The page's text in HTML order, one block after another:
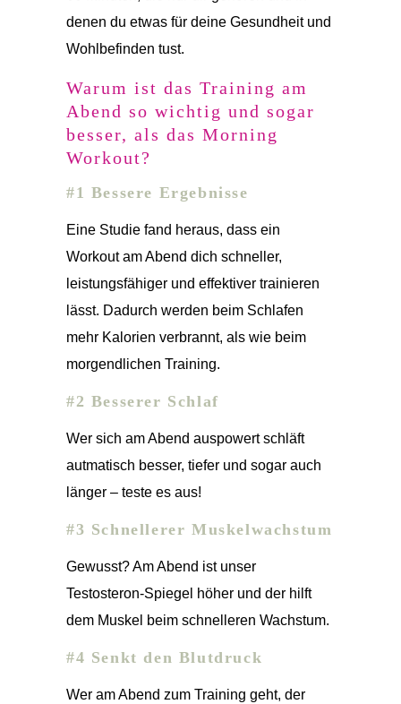
denen du etwas für deine Gesundheit und
Wohlbefinden tust.
Warum ist das Training am
Abend so wichtig und sogar
besser, als das Morning
Workout?
#1 Bessere Ergebnisse
Eine Studie fand heraus, dass ein
Workout am Abend dich schneller,
leistungsfähiger und effektiver trainieren
lässt. Dadurch werden beim Schlafen
mehr Kalorien verbrannt, als wie beim
morgendlichen Training.
#2 Besserer Schlaf
Wer sich am Abend auspowert schläft
autmatisch besser, tiefer und sogar auch
länger – teste es aus!
#3 Schnellerer Muskelwachstum
Gewusst? Am Abend ist unser
Testosteron-Spiegel höher und der hilft
dem Muskel beim schnelleren Wachstum.
#4 Senkt den Blutdruck
Wer am Abend zum Training geht, der